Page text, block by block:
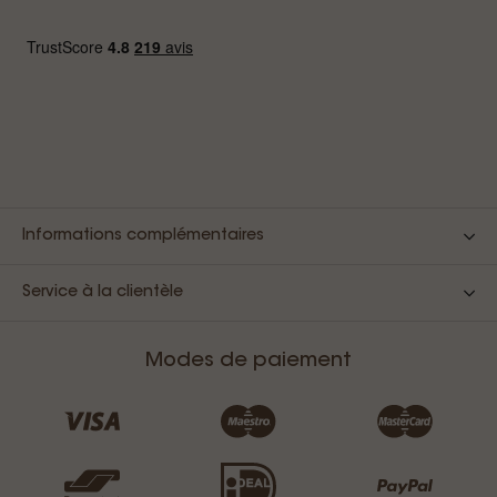
Informations complémentaires
Service à la clientèle
Modes de paiement